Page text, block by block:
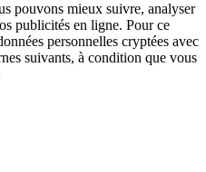
pouvons mieux suivre, analyser
publicités en ligne. Pour ce
personnelles cryptées avec
suivants, à condition que vous